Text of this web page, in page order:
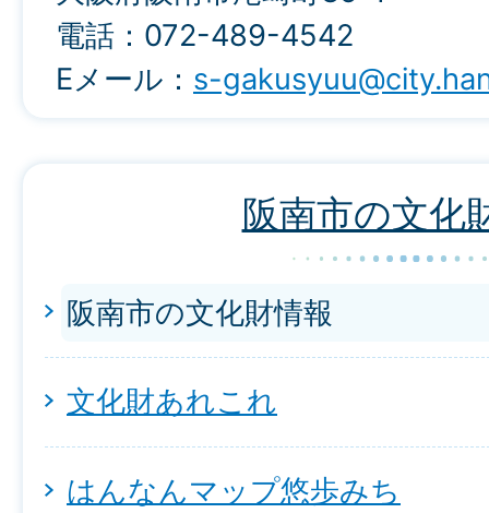
電話：072-489-4542
Eメール： s-
阪南市の文化
阪南市の文化財情報
文化財あれこれ
はんなんマップ悠歩みち